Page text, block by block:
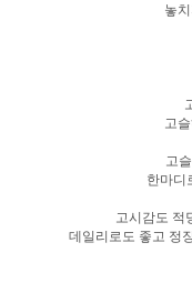
놓
고
고
한마디
고시감도 적
데일리로도 좋고 정